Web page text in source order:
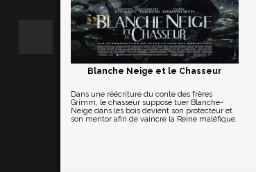
Blanche Neige et le Chasseur
Dans une réécriture du conte des frères
Grimm, le chasseur supposé tuer Blanche-
Neige dans les bois devient son protecteur et
son mentor afin de vaincre la Reine maléfique.